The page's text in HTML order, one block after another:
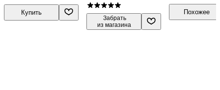
Купить
—1945
Забрать
из магазина
Похожее